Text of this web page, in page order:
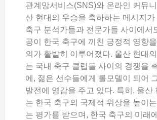
관계망서비스(SNS)와 온라인 커뮤
산 현대의 우승을 축하하는 메시지가
축구 분석가들과 전문가들 사이에서
공이 한국 축구에 끼친 긍정적 영향
의가 활발히 이루어졌다. 울산 현대
는 국내 축구 클럽들 사이의 경쟁을
에, 젊은 선수들에게 롤모델이 되어
발전에 영감을 주고 있다. 특히, 울산
는 한국 축구의 국제적 위상을 높이
는 평가를 받으며, 한국 축구의 미래